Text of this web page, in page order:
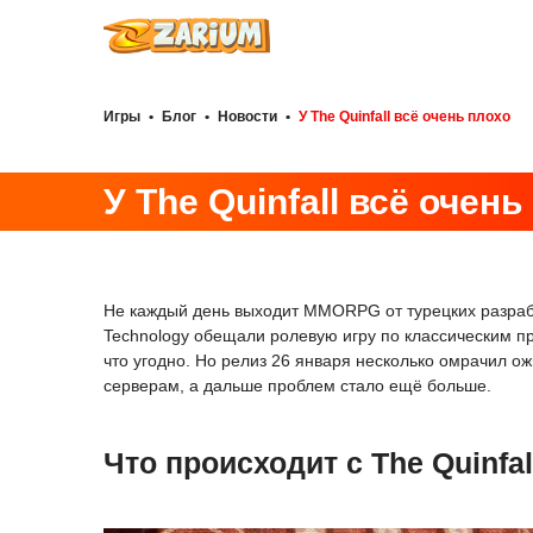
Игры • Блог • Новости • У The Quinfall всё очень плохо
У The Quinfall всё очень
Не каждый день выходит MMORPG от турецких
Technology обещали ролевую игру по классическим
что угодно. Но релиз 26 января несколько омрачил
серверам, а дальше проблем стало ещё больше.
Что происходит с The